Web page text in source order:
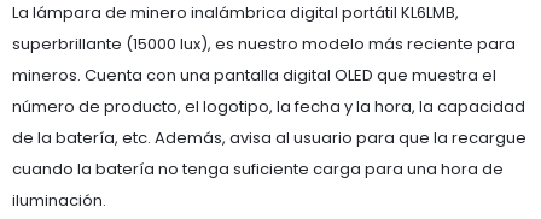
La lámpara de minero inalámbrica digital portátil KL6LMB,
superbrillante (15000 lux), es nuestro modelo más reciente para
mineros. Cuenta con una pantalla digital OLED que muestra el
número de producto, el logotipo, la fecha y la hora, la capacidad
de la batería, etc. Además, avisa al usuario para que la recargue
cuando la batería no tenga suficiente carga para una hora de
iluminación.